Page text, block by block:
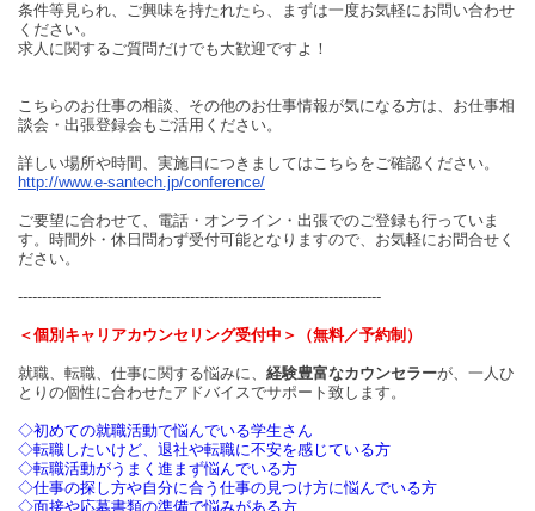
条件等見られ、ご興味を持たれたら、まずは一度お気軽にお問い合わせ
ください。
求人に関するご質問だけでも大歓迎ですよ！
こちらのお仕事の相談、その他のお仕事情報が気になる方は、お仕事相
談会・出張登録会もご活用ください。
詳しい場所や時間、実施日につきましてはこちらをご確認ください。
http://www.e-santech.jp/conference/
ご要望に合わせて、電話・オンライン・出張でのご登録も行っていま
す。時間外・休日問わず受付可能となりますので、お気軽にお問合せく
ださい。
----------------------------------------------------------------------------
＜個別キャリアカウンセリング受付中＞（無料／予約制）
就職、転職、仕事に関する悩みに、 経験豊富なカウンセラーが、一人ひ
とりの個性に合わせたアドバイスでサポート致します。
◇初めての就職活動で悩んでいる学生さん
◇転職したいけど、退社や転職に不安を感じている方
◇転職活動がうまく進まず悩んでいる方
◇仕事の探し方や自分に合う仕事の見つけ方に悩んでいる方
◇面接や応募書類の準備で悩みがある方